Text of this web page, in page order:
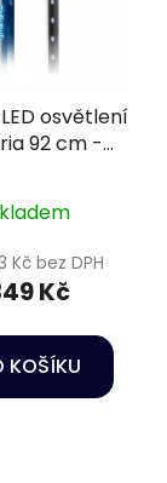
osvětlení
92 cm -
Kč bez DPH
Kč
KOŠÍKU